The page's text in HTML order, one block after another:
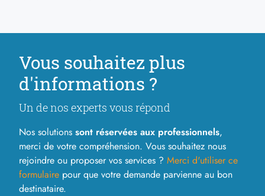
Vous souhaitez plus
d'informations ?
Un de nos experts vous répond
Nos solutions sont réservées aux professionnels,
merci de votre compréhension. Vous souhaitez nous
rejoindre ou proposer vos services ? Merci d'utiliser ce
formulaire pour que votre demande parvienne au bon
destinataire.